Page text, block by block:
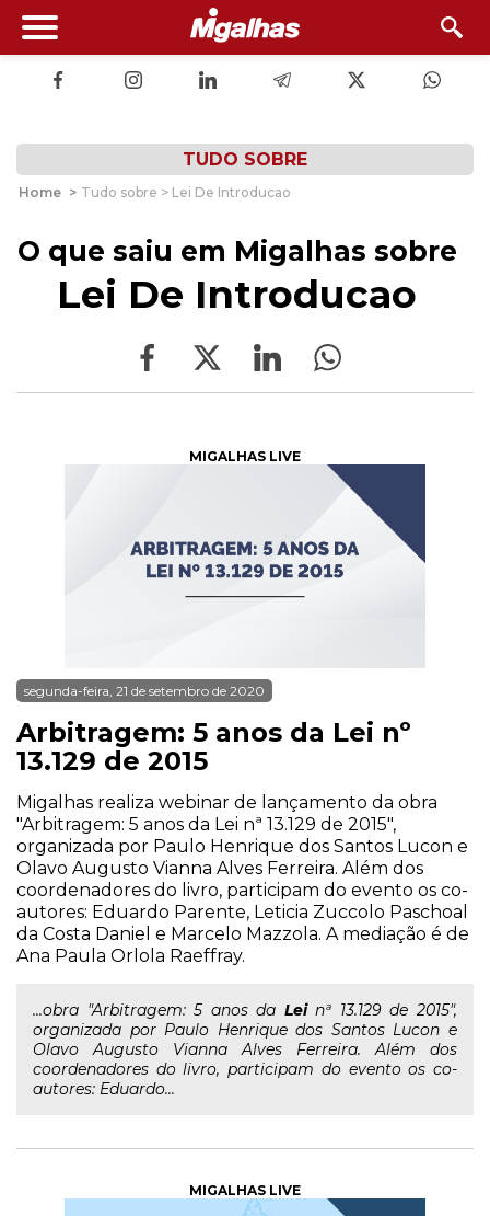
TUDO SOBRE
Home > Tudo sobre > Lei De Introducao
O que saiu em Migalhas sobre
Lei De Introducao
MIGALHAS LIVE
segunda-feira, 21 de setembro de 2020
Arbitragem: 5 anos da Lei nº
13.129 de 2015
Migalhas realiza webinar de lançamento da obra
"Arbitragem: 5 anos da Lei nª 13.129 de 2015",
organizada por Paulo Henrique dos Santos Lucon e
Olavo Augusto Vianna Alves Ferreira. Além dos
coordenadores do livro, participam do evento os co-
autores: Eduardo Parente, Leticia Zuccolo Paschoal
da Costa Daniel e Marcelo Mazzola. A mediação é de
Ana Paula Orlola Raeffray.
...obra "Arbitragem: 5 anos da Leinª 13.129 de 2015",
organizada por Paulo Henrique dos Santos Lucon e
Olavo Augusto Vianna Alves Ferreira. Além dos
coordenadores do livro, participam do evento os co-
autores: Eduardo...
MIGALHAS LIVE